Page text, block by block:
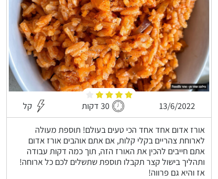
13/6/2022 30 דקות קל
אורז אדום אחד אחד הכי טעים בעולם! תוספת מעולה
לארוחת צהריים בקלי קלות, אם אתם אוהבים אורז אדום
אתם חייבים להכין את האורז הזה, תוך כמה דקות עבודה
ותהליך בישול קצר תקבלו תוספת שתשלים לכם כל ארוחה!
אז והיא גם פרווה!